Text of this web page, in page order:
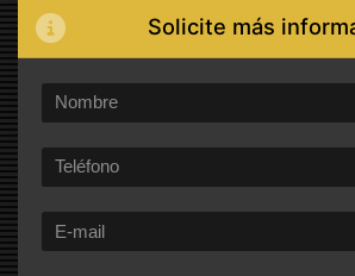
Solicite más